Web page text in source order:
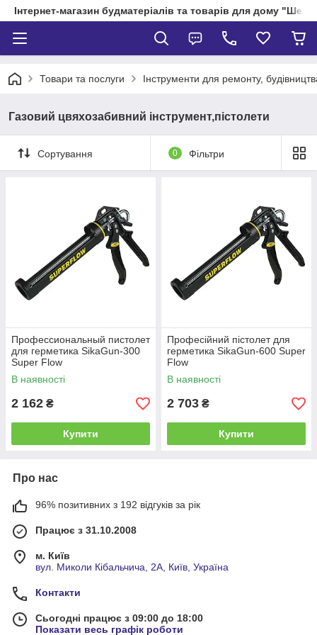
Інтернет-магазин будматеріалів та товарів для дому
Товари та послуги Інструменти для ремонту,
Газовий цвяхозабивний інструмент,пістолети
Сортування 0 Фільтри
Профессиональный пистолет
для герметика SikaGun-300
Super Flow
В наявності
2 162 ₴
Купити
Професійний пістолет для
герметика SikaGun-600 Super
Flow
В наявності
2 703 ₴
Купити
Про нас
96% позитивних з 192 відгуків за рік
Працює з 31.10.2008
м. Київ
вул. Миколи Кібальчича, 2А, Київ, Україна
Контакти
Сьогодні працює з 09:00 до 18:00
Показати весь графік роботи